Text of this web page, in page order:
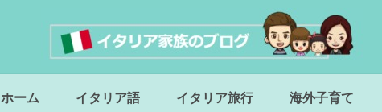
ホーム イタリア語 イタリア旅行 海外子育て